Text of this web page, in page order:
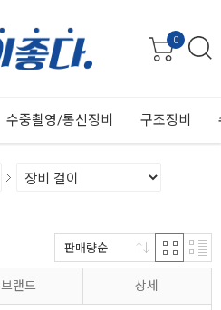
0
수중촬영/통신장비 구조장비
브랜드 상세
판매량순